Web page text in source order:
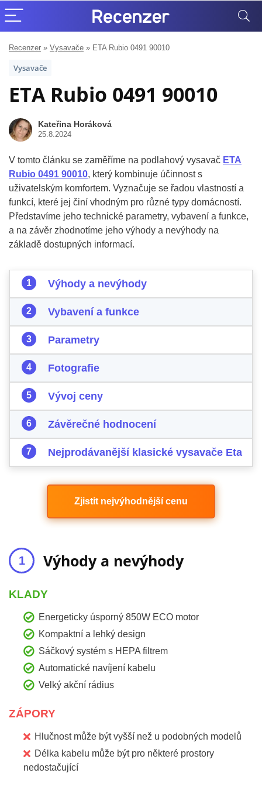
Recenzer » Vysavače » ETA Rubio 0491 90010
Vysavače
ETA Rubio 0491 90010
Kateřina Horáková
25.8.2024
V tomto článku se zaměříme na podlahový vysavač ETA
Rubio 0491 90010, který kombinuje účinnost s
uživatelským komfortem. Vyznačuje se řadou vlastností a
funkcí, které jej činí vhodným pro různé typy domácností.
Představíme jeho technické parametry, vybavení a funkce,
a na závěr zhodnotíme jeho výhody a nevýhody na
základě dostupných informací.
Výhody a nevýhody
Vybavení a funkce
Parametry
Fotografie
Vývoj ceny
Závěrečné hodnocení
Nejprodávanější klasické vysavače Eta
Zjistit nejvýhodnější cenu
Výhody a nevýhody
KLADY
Energeticky úsporný 850W ECO motor
Kompaktní a lehký design
Sáčkový systém s HEPA filtrem
Automatické navíjení kabelu
Velký akční rádius
ZÁPORY
Hlučnost může být vyšší než u podobných modelů
Délka kabelu může být pro některé prostory
nedostačující